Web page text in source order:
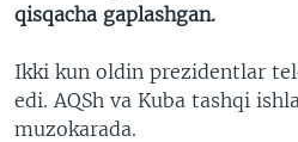
qisqacha gaplashgan.
Ikki kun oldin prezidentlar
edi. AQSh va Kuba tashqi
muzokarada.